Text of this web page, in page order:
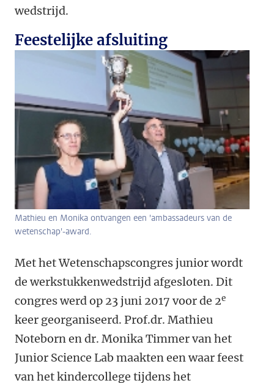
wedstrijd.
Feestelijke afsluiting
Mathieu en Monika ontvangen een 'ambassadeurs van de
wetenschap'-award.
Met het Wetenschapscongres junior wordt
de werkstukkenwedstrijd afgesloten. Dit
congres werd op 23 juni 2017 voor de 2e
keer georganiseerd. Prof.dr. Mathieu
Noteborn en dr. Monika Timmer van het
Junior Science Lab maakten een waar feest
van het kindercollege tijdens het